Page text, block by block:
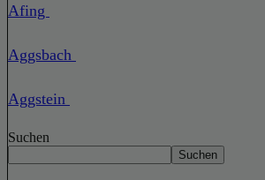
Afing
Aggsbach
Aggstein
Suchen
Suchen